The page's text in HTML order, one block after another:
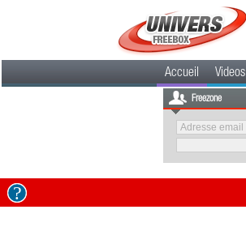
Accueil Videos
Freezone